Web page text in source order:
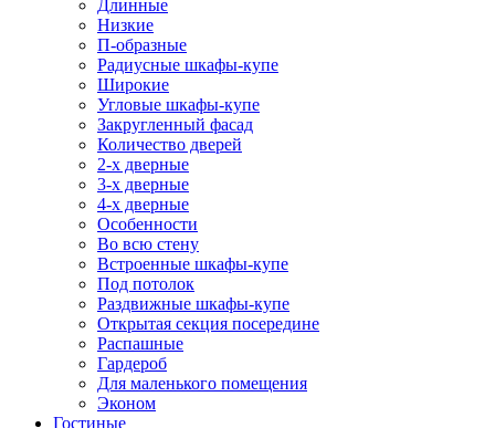
Длинные
Низкие
П-образные
Радиусные шкафы-купе
Широкие
Угловые шкафы-купе
Закругленный фасад
Количество дверей
2-х дверные
3-х дверные
4-х дверные
Особенности
Во всю стену
Встроенные шкафы-купе
Под потолок
Раздвижные шкафы-купе
Открытая секция посередине
Распашные
Гардероб
Для маленького помещения
Эконом
Гостиные